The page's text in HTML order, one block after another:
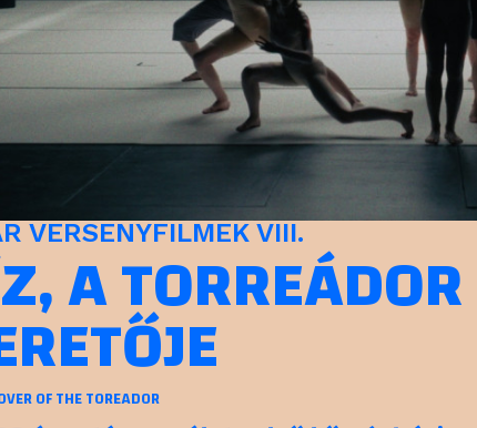
VERSENYFILMEK VIII.
A TORREÁDOR
OF THE TOREADOR